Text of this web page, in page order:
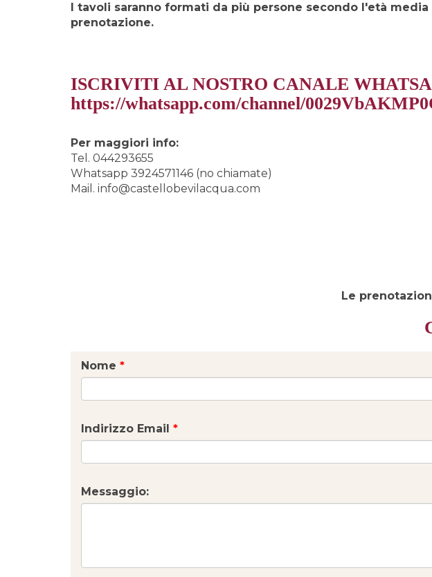
I tavoli saranno formati da più persone secondo l'età
prenotazione.
ISCRIVITI AL NOSTRO CANALE
https://whatsapp.com/channel/
Per maggiori info:
Tel. 044293655
Whatsapp 3924571146 (no chiamate)
Mail. info@castellobevilacqua.com
Le
Nome *
Indirizzo Email *
Messaggio: